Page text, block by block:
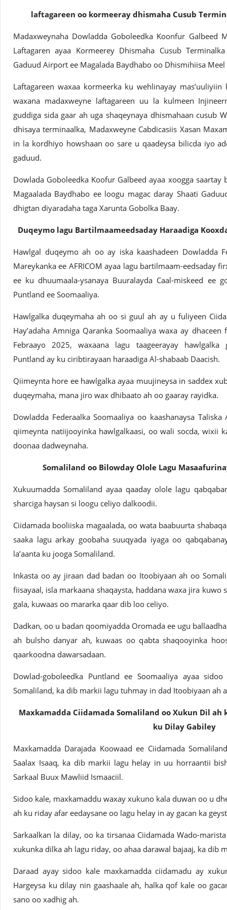
laftagareen oo kormeeray dhismaha Cusub
Madaxweynaha Dowladda Goboleedka Koonfur Galbeed
Laftagaren ayaa Kormeerey Dhismaha Cusub
Gaduud Airport ee Magalada Baydhabo oo Dhismihiisa Meel
Laftagareen waxaa kormeerka ku wehlinayay
waxana madaxweyne laftagareen uu la kulmeen
guddiga sida gaar ah uga shaqeynaya dhismahaan cusub
dhisaya terminaalka, Madaxweyne Cabdicasiis Xasan
in la kordhiyo howshaan oo sare u qaadeysa bilicda iyo
gaduud.
Dowlada Goboleedka Koofur Galbeed ayaa xoogga saartay
Magaalada Baydhabo ee loogu magac daray Shaati
dhigtan diyaradaha taga Xarunta Gobolka Baay.
Duqeymo lagu Bartilmaameedsaday Haraadiga
Hawlgal duqeymo ah oo ay iska kaashadeen Dowladda
Mareykanka ee AFRICOM ayaa lagu bartilmaam-eedsaday
ee ku dhuumaala-ysanaya Buuralayda Caal-miskeed ee
Puntland ee Soomaaliya.
Hawlgalka duqeymaha ah oo si guul ah ay u fuliyeen
Hay’adaha Amniga Qaranka Soomaaliya waxa ay
Febraayo 2025, waxaana lagu taageerayay hawlgalka
Puntland ay ku ciribtirayaan haraadiga Al-shabaab Daacish.
Qiimeynta hore ee hawlgalka ayaa muujineysa in saddex
duqeymaha, mana jiro wax dhibaato ah oo gaaray rayidka.
Dowladda Federaalka Soomaaliya oo kaashanaysa
qiimeynta natiijooyinka hawlgalkaasi, oo wali socda, wixii
doonaa dadweynaha.
Somaliland oo Bilowday Olole Lagu
Xukuumadda Somaliland ayaa qaaday olole lagu
sharciga haysan si loogu celiyo dalkoodii.
Ciidamada booliiska magaalada, oo wata baabuurta
saaka lagu arkay goobaha suuqyada iyaga oo
la’aanta ku jooga Somaliland.
Inkasta oo ay jiraan dad badan oo Itoobiyaan ah oo
fiisayaal, isla markaana shaqaysta, haddana waxa jira kuwo
gala, kuwaas oo mararka qaar dib loo celiyo.
Dadkan, oo u badan qoomiyadda Oromada ee ugu
ah bulsho danyar ah, kuwaas oo qabta shaqooyinka
qaarkoodna dawarsadaan.
Dowlad-goboleedka Puntland ee Soomaaliya ayaa
Somaliland, ka dib markii lagu tuhmay in dad Itoobiyaan ah
Maxkamadda Ciidamada Somaliland oo Xukun Dil ah
ku Dilay Gabiley
Maxkamadda Darajada Koowaad ee Ciidamada
Saalax Isaaq, ka dib markii lagu helay in uu horraantii
Sarkaal Buux Mawliid Ismaaciil.
Sidoo kale, maxkamaddu waxay xukuno kala duwan oo u
ah ku riday afar eedaysane oo lagu helay in ay gacan ka
Sarkaalkan la dilay, oo ka tirsanaa Ciidamada Wado-
xukunka dilka ah lagu riday, oo ahaa darawal bajaaj, ka dib
Daraad ayay sidoo kale maxkamadda ciidamadu ay
Hargeysa ku dilay nin gaashaale ah, halka qof kale oo
sano oo xadhig ah.